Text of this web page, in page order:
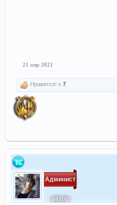
21 апр 2021
Нравится! x 7
Админист
ратор